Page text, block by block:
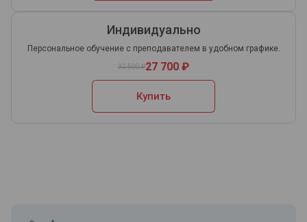
Индивидуально
Персональное обучение с преподавателем в удобном графике.
32 500 ₽27 700 ₽
Купить